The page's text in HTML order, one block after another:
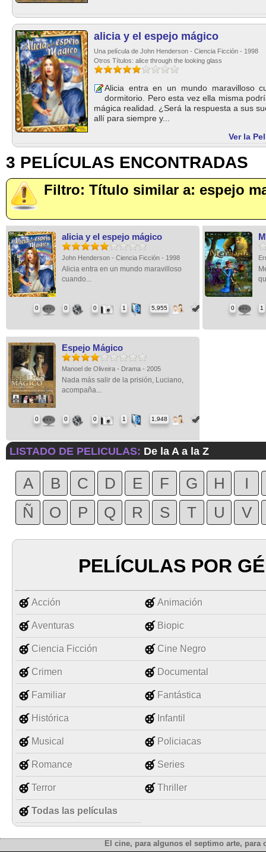
alicia y el espejo mágico
Una película de John Henderson - Ciencia Ficción - 1998
Otros Títulos: alice through the looking glass
Alicia entra en un mundo maravilloso
dormitorio. Pero esta vez ella misma
mágica realidad. ¿Será la respuesta a sus
allí para siempre y...
Ver la
3 PELÍCULAS ENCONTRADAS
Filtro: Título similar a: espejo
alicia y el espejo mágico
John Henderson - Ciencia Ficción - 1998
Alicia entra en un mundo maravilloso
cuando...
0 0 0 1 5,955 0 1
Espejo Mágico
Manoel de Oliveira - Drama - 2005
Nada más salir de la prisión, Luciano,
acompaña...
0 0 0 1 1,948
LISTADO DE PELICULAS: De la A a la Z
A B C D E F G H
I
Ñ
O P Q R S T U V
PELÍCULAS POR
Acción Animación
Aventuras Biopic
Ciencia Ficción Cine Negro
Crimen Documental
Familiar Fantástica
Histórica Infantil
Musical Policiacas
Romance Series
Terror Thriller
Todas las películas
El cine, para algunos el septimo arte,